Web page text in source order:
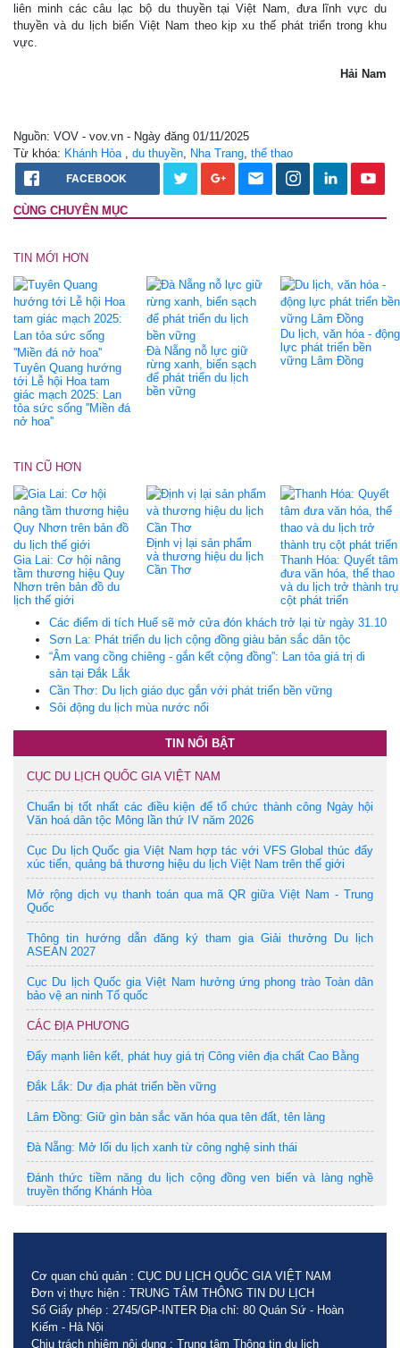
liên minh các câu lạc bộ du thuyền tại Việt Nam, đưa lĩnh vực du
thuyền và du lịch biển Việt Nam theo kịp xu thế phát triển trong khu
vực.
Hải Nam
Nguồn: VOV - vov.vn - Ngày đăng 01/11/2025
Từ khóa: Khánh Hòa , du thuyền, Nha Trang, thể thao
FACEBOOK
CÙNG CHUYÊN MỤC
TIN MỚI HƠN
Tuyên Quang hướng
tới Lễ hội Hoa tam
giác mạch 2025: Lan
tỏa sức sống ''Miền đá
nở hoa''
Đà Nẵng nỗ lực giữ
rừng xanh, biển sạch
để phát triển du lịch
bền vững
Du lịch, văn hóa - động
lực phát triển bền
vững Lâm Đồng
TIN CŨ HƠN
Gia Lai: Cơ hội nâng
tầm thương hiệu Quy
Nhơn trên bản đồ du
lịch thế giới
Định vị lại sản phẩm
và thương hiệu du lịch
Cần Thơ
Thanh Hóa: Quyết tâm
đưa văn hóa, thể thao
và du lịch trở thành trụ
cột phát triển
Các điểm di tích Huế sẽ mở cửa đón khách trở lại từ ngày 31.10
Sơn La: Phát triển du lịch cộng đồng giàu bản sắc dân tộc
“Âm vang cồng chiêng - gắn kết cộng đồng”: Lan tỏa giá trị di
sản tại Đắk Lắk
Cần Thơ: Du lịch giáo dục gắn với phát triển bền vững
Sôi động du lịch mùa nước nổi
TIN NỔI BẬT
CỤC DU LỊCH QUỐC GIA VIỆT NAM
Chuẩn bị tốt nhất các điều kiện để tổ chức thành công Ngày hội
Văn hoá dân tộc Mông lần thứ IV năm 2026
Cục Du lịch Quốc gia Việt Nam hợp tác với VFS Global thúc đẩy
xúc tiến, quảng bá thương hiệu du lịch Việt Nam trên thế giới
Mở rộng dịch vụ thanh toán qua mã QR giữa Việt Nam - Trung
Quốc
Thông tin hướng dẫn đăng ký tham gia Giải thưởng Du lịch
ASEAN 2027
Cục Du lịch Quốc gia Việt Nam hưởng ứng phong trào Toàn dân
bảo vệ an ninh Tổ quốc
CÁC ĐỊA PHƯƠNG
Đẩy mạnh liên kết, phát huy giá trị Công viên địa chất Cao Bằng
Đắk Lắk: Dư địa phát triển bền vững
Lâm Đồng: Giữ gìn bản sắc văn hóa qua tên đất, tên làng
Đà Nẵng: Mở lối du lịch xanh từ công nghệ sinh thái
Đánh thức tiềm năng du lịch cộng đồng ven biển và làng nghề
truyền thống Khánh Hòa
Cơ quan chủ quản : CỤC DU LỊCH QUỐC GIA VIỆT NAM
Đơn vị thực hiện : TRUNG TÂM THÔNG TIN DU LỊCH
Số Giấy phép : 2745/GP-INTER Địa chỉ: 80 Quán Sứ - Hoàn
Kiếm - Hà Nội
Chịu trách nhiệm nội dung : Trung tâm Thông tin du lịch